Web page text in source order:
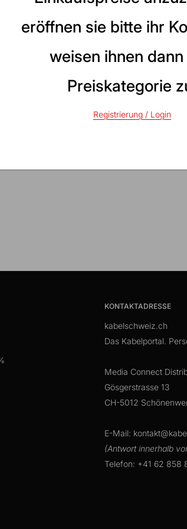
eröffnen sie bitte ihr
weisen ihnen
Preiskategorie
Registrierung / Login
Eckverbindung
KONTAKTADRESSE
kabelschweiz.ch
Das Kabelportal.
Media Connect
Gösgerstrasse 13
CH-5012
E-Mail:
(Antwort innerhalb
Telefon: +41 62 858